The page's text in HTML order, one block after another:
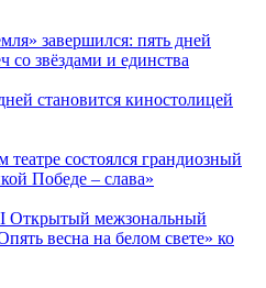
завершился: пять дней
со звёздами и единства
становится киностолицей
состоялся грандиозный
Победе – слава»
Открытый межзональный
весна на белом свете» ко